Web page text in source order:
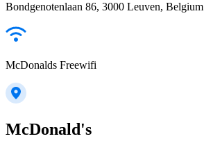
Bondgenotenlaan 86, 3000 Leuven, Belgium
McDonalds Freewifi
McDonald's